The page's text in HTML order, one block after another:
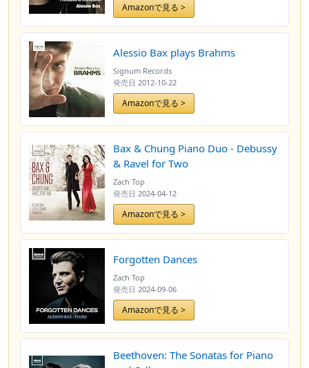
Amazonで見る >
Alessio Bax plays Brahms
Signum Records
発売日 2012-10-22
Amazonで見る >
Bax & Chung Piano Duo - Debussy
& Ravel for Two
Zach Top
発売日 2024-04-12
Amazonで見る >
Forgotten Dances
Zach Top
発売日 2024-09-06
Amazonで見る >
Beethoven: The Sonatas for Piano